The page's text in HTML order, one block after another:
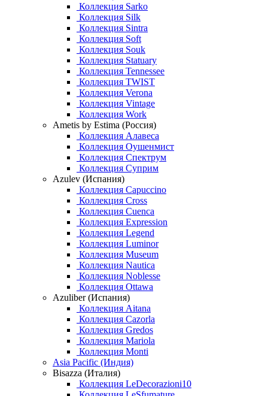
Коллекция Sarko
Коллекция Silk
Коллекция Sintra
Коллекция Soft
Коллекция Souk
Коллекция Statuary
Коллекция Tennessee
Коллекция TWIST
Коллекция Verona
Коллекция Vintage
Коллекция Work
Ametis by Estima (Россия)
Коллекция Алавеса
Коллекция Оушенмист
Коллекция Спектрум
Коллекция Суприм
Azulev (Испания)
Коллекция Capuccino
Коллекция Cross
Коллекция Cuenca
Коллекция Expression
Коллекция Legend
Коллекция Luminor
Коллекция Museum
Коллекция Nautica
Коллекция Noblesse
Коллекция Ottawa
Azuliber (Испания)
Коллекция Aitana
Коллекция Cazorla
Коллекция Gredos
Коллекция Mariola
Коллекция Monti
Asia Pacific (Индия)
Bisazza (Италия)
Коллекция LeDecorazioni10